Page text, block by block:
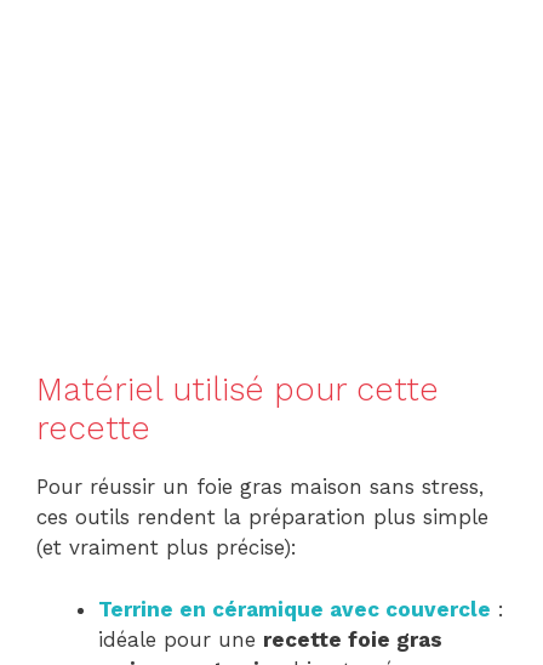
Matériel utilisé pour cette
recette
Pour réussir un foie gras maison sans stress,
ces outils rendent la préparation plus simple
(et vraiment plus précise):
Terrine en céramique avec couvercle :
idéale pour une recette foie gras